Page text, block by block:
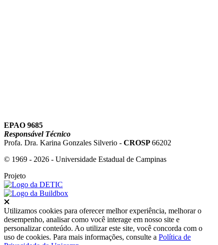
EPAO 9685
Responsável Técnico
Profa. Dra. Karina Gonzales Silverio - CROSP66202
© 1969 - 2026 - Universidade Estadual de Campinas
Projeto
Utilizamos cookies para oferecer melhor experiência, melhorar o
desempenho, analisar como você interage em nosso site e
personalizar conteúdo. Ao utilizar este site, você concorda com o
uso de cookies. Para mais informações, consulte a Política de